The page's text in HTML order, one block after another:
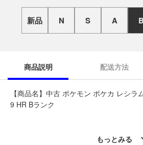
新品 N S A B
商品説明 配送方法
【商品名】中古 ポケモン ポケカ レシ
9 HR Bランク
もっとみる